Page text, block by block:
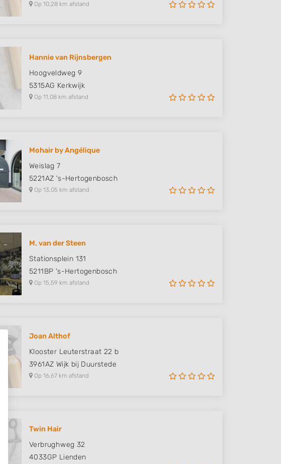
Op 10,28 km afstand
Hannie van Rijnsbergen
Hoogveldweg 9
5315AG Kerkwijk
Op 11,08 km afstand
Mohair by Angélique
Weislag 7
5221AZ 's-Hertogenbosch
Op 13,05 km afstand
M. van der Steen
Stationsplein 131
5211BP 's-Hertogenbosch
Op 15,59 km afstand
Joan Althof
Klooster Leuterstraat 22 b
3961AZ Wijk bij Duurstede
Op 16,67 km afstand
Twin Hair
Verbrughweg 32
4033GP Lienden